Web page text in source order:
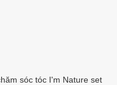
sóc tóc I'm Nature set